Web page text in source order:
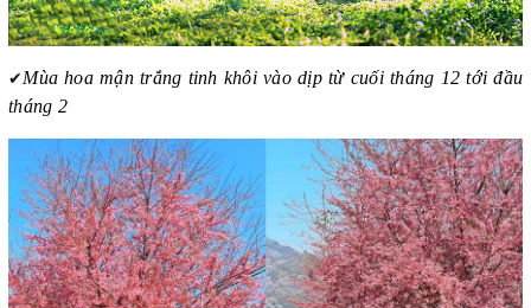
✔Mùa hoa mận trắng tinh khôi vào dịp từ cuối tháng 12 tới đầu
tháng 2